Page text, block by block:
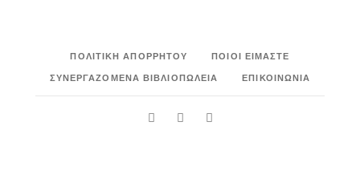
ΠΟΛΙΤΙΚΉ ΑΠΟΡΡΉΤΟΥ
ΠΟΙΟΙ ΕΊΜΑΣΤΕ
ΣΥΝΕΡΓΑΖΌΜΕΝΑ ΒΙΒΛΙΟΠΩΛΕΊΑ
ΕΠΙΚΟΙΝΩΝΊΑ